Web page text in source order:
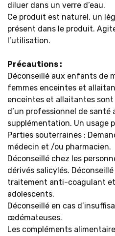
diluer dans un verre d’eau.
Ce produit est naturel, un
présent dans le produit.
l’utilisation.
Précautions :
Déconseillé aux enfants de
femmes enceintes et
enceintes et allaitantes sont
d’un professionnel de
supplémentation. Un usage
Parties souterraines :
médecin et /ou pharmacien.
Déconseillé chez les
dérivés salicylés.
traitement anti-coagulant
adolescents.
Déconseillé en cas
œdémateuses.
Les compléments